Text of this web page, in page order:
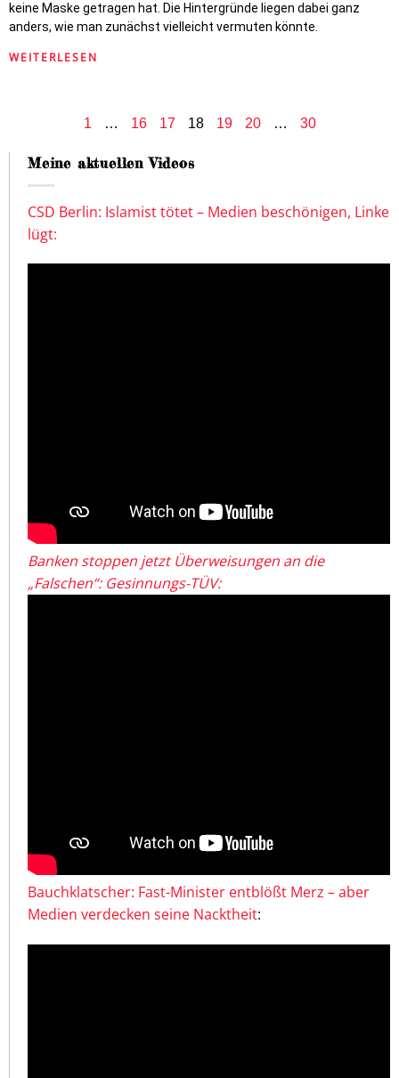
keine Maske getragen hat. Die Hintergründe liegen dabei ganz
anders, wie man zunächst vielleicht vermuten könnte.
WEITERLESEN
1 … 16 17 18 19 20 … 30
Meine aktuellen Videos
CSD Berlin: Islamist tötet – Medien beschönigen, Linke
lügt:
Banken stoppen jetzt Überweisungen an die
„Falschen“: Gesinnungs-TÜV:
Bauchklatscher: Fast-Minister entblößt Merz – aber
Medien verdecken seine Nacktheit: